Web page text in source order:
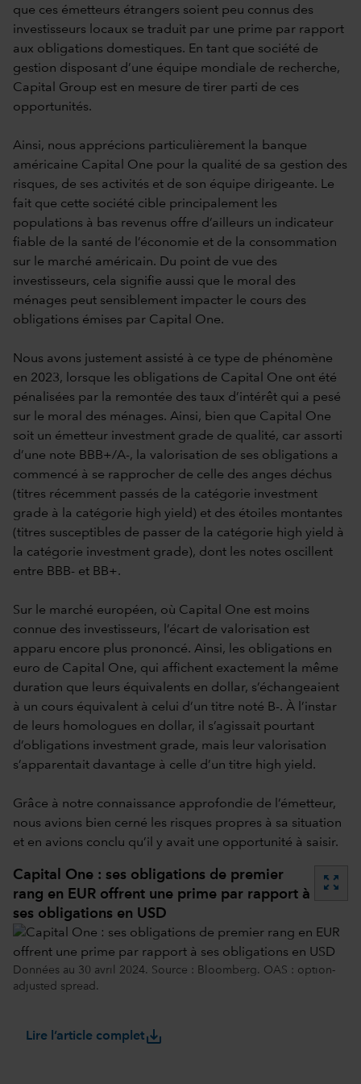
que ces émetteurs étrangers soient peu connus des
investisseurs locaux se traduit par une prime par rapport
aux obligations domestiques. En tant que société de
gestion disposant d’une équipe mondiale de recherche,
Capital Group est en mesure de tirer parti de ces
opportunités.
Ainsi, nous apprécions particulièrement la banque
américaine Capital One pour la qualité de sa gestion des
risques, de ses activités et de son équipe dirigeante. Le
fait que cette société cible principalement les
populations à bas revenus offre d’ailleurs un indicateur
fiable de la santé de l’économie et de la consommation
sur le marché américain. Du point de vue des
investisseurs, cela signifie aussi que le moral des
ménages peut sensiblement impacter le cours des
obligations émises par Capital One.
Nous avons justement assisté à ce type de phénomène
en 2023, lorsque les obligations de Capital One ont été
pénalisées par la remontée des taux d’intérêt qui a pesé
sur le moral des ménages. Ainsi, bien que Capital One
soit un émetteur investment grade de qualité, car assorti
d’une note BBB+/A-, la valorisation de ses obligations a
commencé à se rapprocher de celle des anges déchus
(titres récemment passés de la catégorie investment
grade à la catégorie high yield) et des étoiles montantes
(titres susceptibles de passer de la catégorie high yield à
la catégorie investment grade), dont les notes oscillent
entre BBB- et BB+.
Sur le marché européen, où Capital One est moins
connue des investisseurs, l’écart de valorisation est
apparu encore plus prononcé. Ainsi, les obligations en
euro de Capital One, qui affichent exactement la même
duration que leurs équivalents en dollar, s’échangeaient
à un cours équivalent à celui d’un titre noté B-. À l’instar
de leurs homologues en dollar, il s’agissait pourtant
d’obligations investment grade, mais leur valorisation
s’apparentait davantage à celle d’un titre high yield.
Grâce à notre connaissance approfondie de l’émetteur,
nous avions bien cerné les risques propres à sa situation
et en avions conclu qu’il y avait une opportunité à saisir.
Capital One : ses obligations de premier
rang en EUR offrent une prime par rapport à
ses obligations en USD
zoom_out_map
Données au 30 avril 2024. Source : Bloomberg. OAS : option-
adjusted spread.
Lire l’article completsave_alt